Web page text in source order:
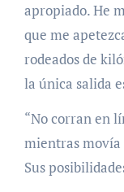
apropiado. He
que me
rodeados de
la única salida
“No corran en
mientras movía
Sus